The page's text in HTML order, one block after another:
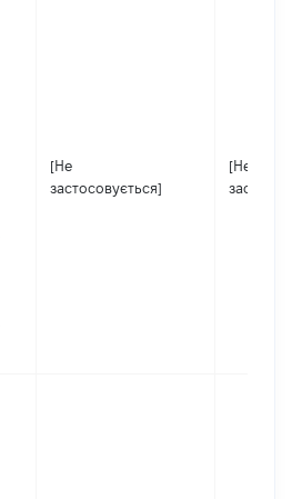
[Не
застосовується]
[Не